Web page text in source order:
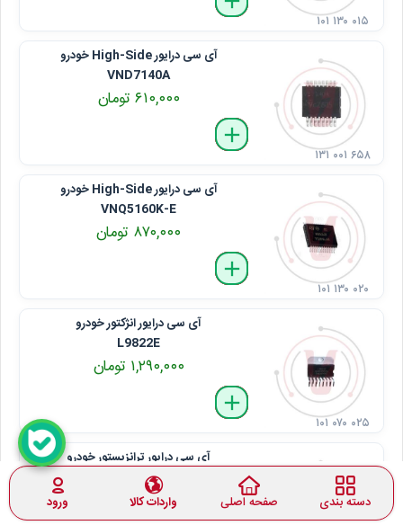
دسته بندی صفحه اصلی واردات کالا ورود
۱۰۱ ۱۳۰ ۰۱۵
آی ‌سی درایور High-Side خودرو
VND7140A
۶۱۰,۰۰۰ تومان
delete
remove
add
۱۳۱ ۰۰۱ ۶۵۸
آی ‌سی درایور High-Side خودرو
VNQ5160K-E
۸۷۰,۰۰۰ تومان
delete
remove
add
۱۰۱ ۱۳۰ ۰۲۰
آی ‌سی درایور انژکتور خودرو
L9822E
۱,۲۹۰,۰۰۰ تومان
delete
remove
add
۱۰۱ ۰۷۰ ۰۲۵
آی ‌سی درایور ترانزیستور خودرو
ULN2003APG
۱۲۰,۰۰۰ تومان